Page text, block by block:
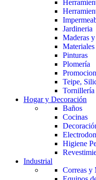
Jardineria
Maderas
Pinturas
Plomería
Teipe,
Tornillería
Hogar y Decoración
Baños
Cocinas
Higiene
Industrial
Correas y